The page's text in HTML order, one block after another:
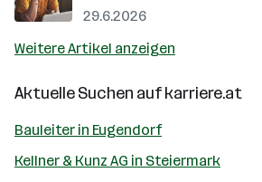
29.6.2026
Weitere Artikel anzeigen
Aktuelle Suchen aufkarriere.at
Bauleiter in Eugendorf
Kellner & Kunz AG in Steiermark